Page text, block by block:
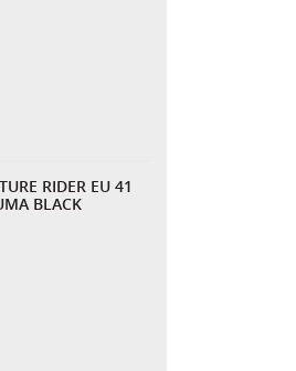
RIDER EU 41
BLACK